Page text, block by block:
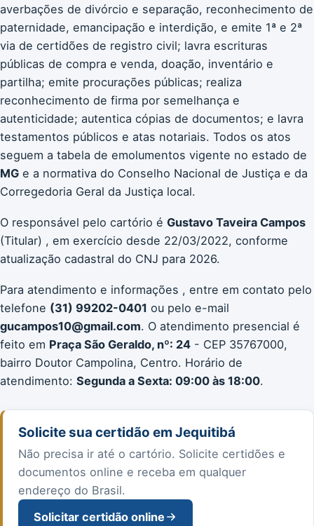
averbações de divórcio e separação, reconhecimento de
paternidade, emancipação e interdição, e emite 1ª e 2ª
via de certidões de registro civil; lavra escrituras
públicas de compra e venda, doação, inventário e
partilha; emite procurações públicas; realiza
reconhecimento de firma por semelhança e
autenticidade; autentica cópias de documentos; e lavra
testamentos públicos e atas notariais. Todos os atos
seguem a tabela de emolumentos vigente no estado de
MG e a normativa do Conselho Nacional de Justiça e da
Corregedoria Geral da Justiça local.
O responsável pelo cartório é Gustavo Taveira Campos
(Titular) , em exercício desde 22/03/2022, conforme
atualização cadastral do CNJ para 2026.
Para atendimento e informações , entre em contato pelo
telefone (31) 99202-0401 ou pelo e-mail
gucampos10@gmail.com. O atendimento presencial é
feito em Praça São Geraldo, nº: 24 - CEP 35767000,
bairro Doutor Campolina, Centro. Horário de
atendimento: Segunda a Sexta: 09:00 às 18:00.
Solicite sua certidão em Jequitibá
Não precisa ir até o cartório. Solicite certidões e
documentos online e receba em qualquer
endereço do Brasil.
Solicitar certidão online